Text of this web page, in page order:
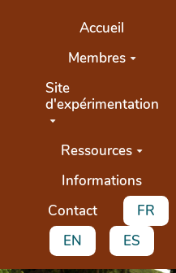
Accueil
Membres
Site
d'expérimentation
Ressources
Informations
Contact
FR
EN
ES